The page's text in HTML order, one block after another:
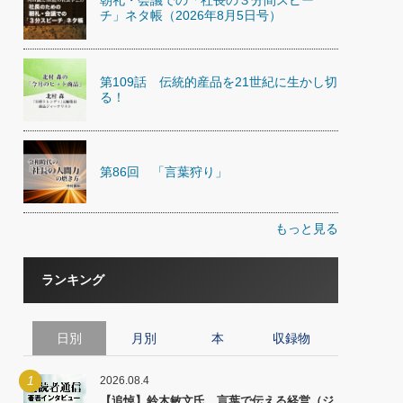
チ」ネタ帳（2026年8月5日号）
第109話 伝統的産品を21世紀に生かし切
る！
第86回 「言葉狩り」
もっと見る
ランキング
日別 月別 本 収録物
1 2026.08.4